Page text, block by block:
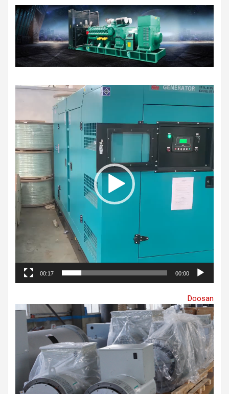
نمایشگر
00:00
00:17
Doosan